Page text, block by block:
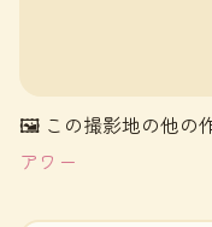
🖼 この撮影地の他の
アワー